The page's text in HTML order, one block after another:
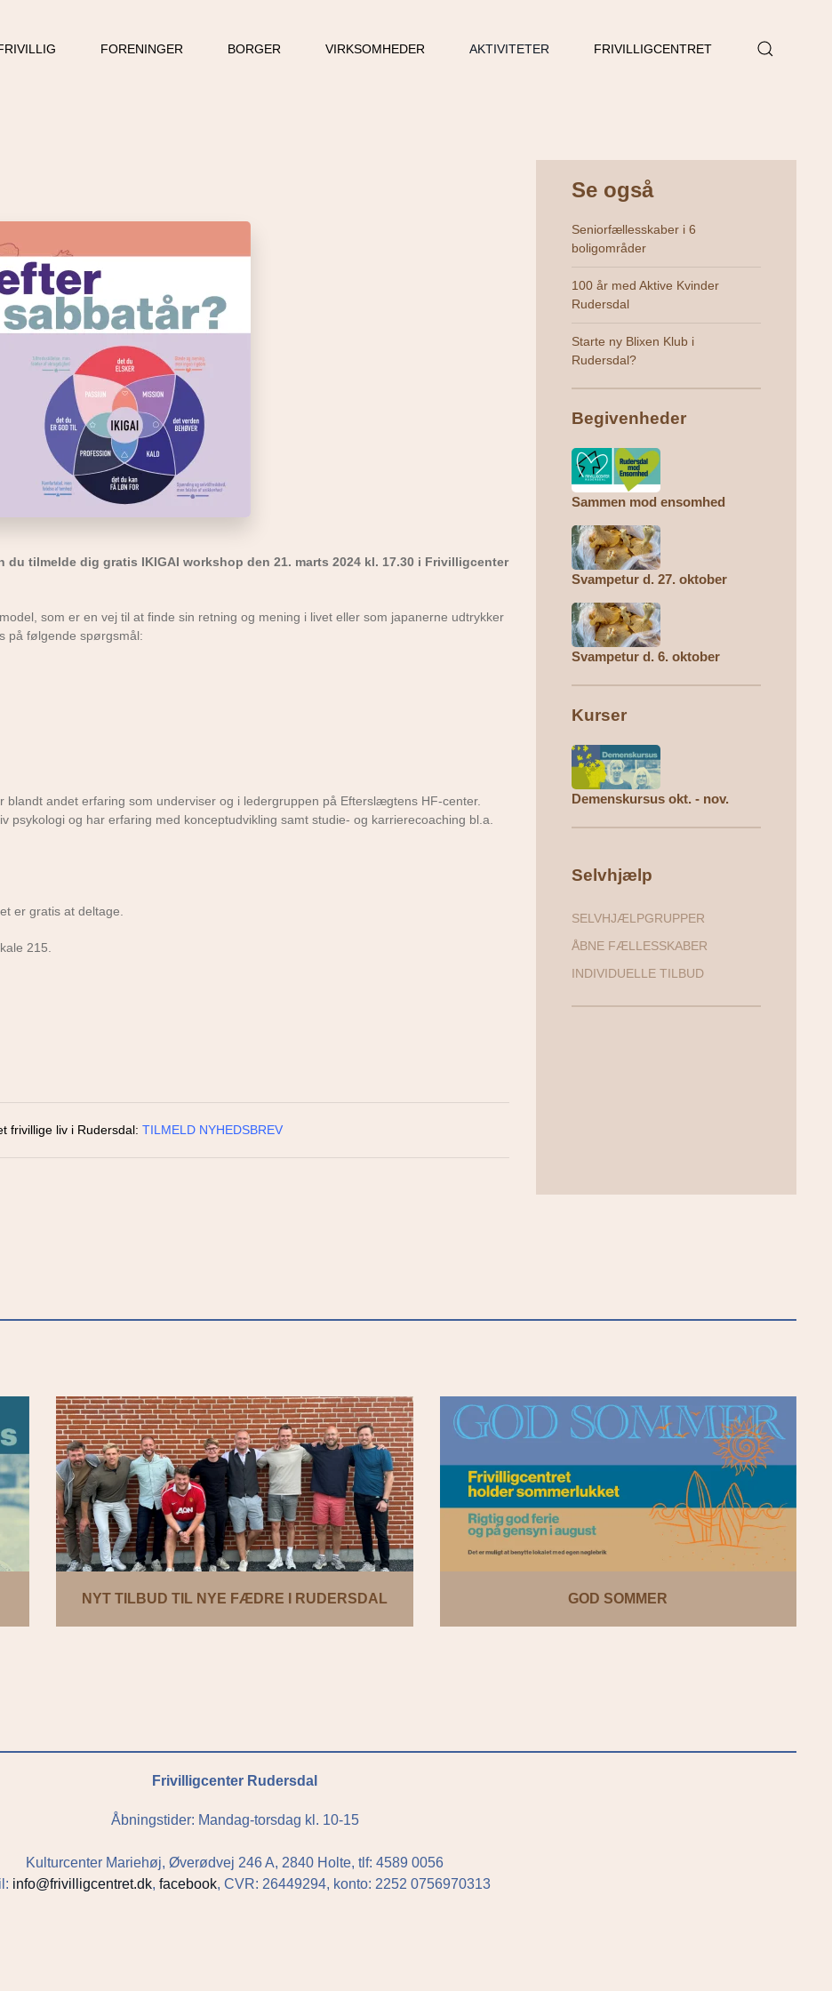
FORENINGER BORGER VIRKSOMHEDER AKTIVITETER FRIVILLIGCENTRET
tilmelde dig gratis IKIGAI workshop den 21. marts 2024 kl. 17.30 i Frivilligcenter
som er en vej til at finde sin retning og mening i livet eller som japanerne udtrykker
på følgende spørgsmål:
andet erfaring som underviser og i ledergruppen på Efterslægtens HF-center.
psykologi og har erfaring med konceptudvikling samt studie- og karrierecoaching bl.a.
er gratis at deltage.
215.
frivillige liv i Rudersdal: TILMELD NYHEDSBREV
Se også
Seniorfællesskaber i 6
boligområder
100 år med Aktive Kvinder
Rudersdal
Starte ny Blixen Klub i
Rudersdal?
Begivenheder
Sammen mod ensomhed
Svampetur d. 27. oktober
Svampetur d. 6. oktober
Kurser
Demenskursus okt. - nov.
Selvhjælp
SELVHJÆLPGRUPPER
ÅBNE FÆLLESSKABER
INDIVIDUELLE TILBUD
NYT TILBUD TIL NYE FÆDRE I RUDERSDAL GOD SOMMER
Frivilligcenter Rudersdal
Åbningstider: Mandag-torsdag kl. 10-15
Kulturcenter Mariehøj, Øverødvej 246 A, 2840 Holte, tlf: 4589 0056
info@frivilligcentret.dk, facebook, CVR: 26449294, konto: 2252 0756970313